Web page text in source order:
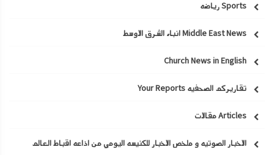
Sports رياضه
Middle East News انباء الشرق الاوسط
Church News in English
تقاريركم الصحفيه Your Reports
Articles مقالات
الاخبار الصوتيه و ملخص الاخبار للكنيسه اليومي من اذاعه اقباط العالم